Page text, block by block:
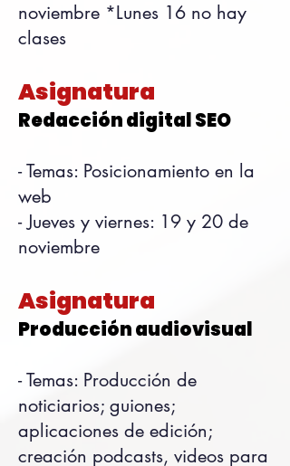
noviembre *Lunes 16 no hay
clases
Asignatura
Redacción digital SEO
- Temas: Posicionamiento en la
web
- Jueves y viernes: 19 y 20 de
noviembre
Asignatura
Producción audiovisual
- Temas: Producción de
noticiarios; guiones;
aplicaciones de edición;
creación podcasts, videos para